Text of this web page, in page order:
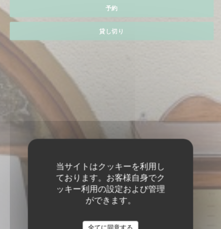
当サイトはクッキーを利用し
ております。お客様自身でク
ッキー利用の設定および管理
ができます。
全てに同意する
予約
貸し切り